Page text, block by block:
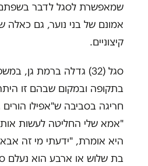
שמאפשרת לסגל לדבר
אמונם של בני נוער, גם כאלה
קיצוניים.
סגל (32) גדלה ברמת גן,
בתקופה ובמקום שבהם זו
חריגה בסביבה ש"אפילו הורים
"אמא שלי החליטה לעשות
היא אומרת, "ידעתי מי זה
בת שלוש או ארבע הוא נעלם